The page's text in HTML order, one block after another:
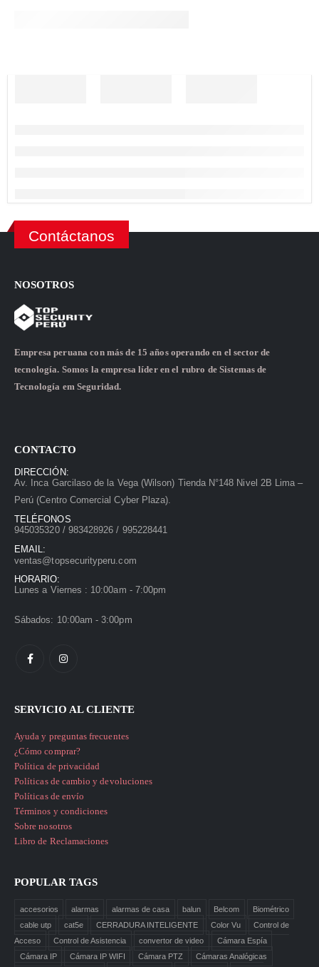
Contáctanos
NOSOTROS
Empresa peruana con más de 15 años operando en el sector de
tecnología. Somos la empresa líder en el rubro de Sistemas de
Tecnología em Seguridad.
CONTACTO
DIRECCIÓN:
Av. Inca Garcilaso de la Vega (Wilson) Tienda N°148 Nivel 2B Lima –
Perú (Centro Comercial Cyber Plaza).
TELÉFONOS
945035320 / 983428926 / 995228441
EMAIL:
ventas@topsecurityperu.com
HORARIO:
Lunes a Viernes : 10:00am - 7:00pm
Sábados: 10:00am - 3:00pm
SERVICIO AL CLIENTE
Ayuda y preguntas frecuentes
¿Cómo comprar?
Política de privacidad
Políticas de cambio y devoluciones
Políticas de envío
Términos y condiciones
Sobre nosotros
Libro de Reclamaciones
POPULAR TAGS
accesorios alarmas alarmas de casa balun Belcom
Biométrico
cable utp
cat5e CERRADURA INTELIGENTE Color Vu
Control de
Acceso
Control de Asistencia convertor de video
Cámara Espía
Cámara IP
Cámara IP WIFI Cámara PTZ Cámaras Analógicas